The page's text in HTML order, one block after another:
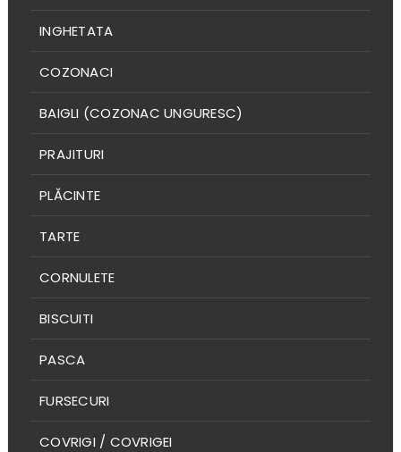
INGHETATA
COZONACI
BAIGLI (COZONAC UNGURESC)
PRAJITURI
PLĂCINTE
TARTE
CORNULETE
BISCUITI
PASCA
FURSECURI
COVRIGI / COVRIGEI